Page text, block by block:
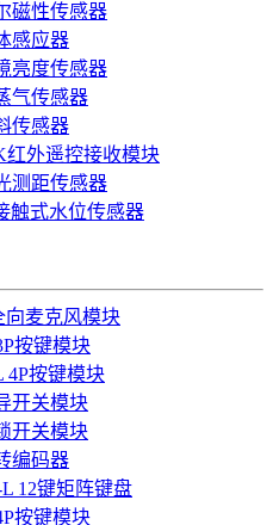
磁性传感器
感应器
亮度传感器
气传感器
传感器
红外遥控接收模块
测距传感器
触式水位传感器
向麦克风模块
按键模块
4P按键模块
开关模块
开关模块
编码器
12键矩阵键盘
按键模块